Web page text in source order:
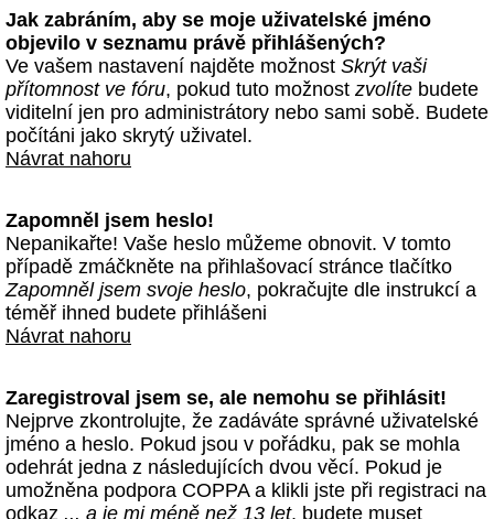
Jak zabráním, aby se moje uživatelské jméno
objevilo v seznamu právě přihlášených?
Ve vašem nastavení najděte možnost Skrýt vaši
přítomnost ve fóru, pokud tuto možnost zvolíte budete
viditelní jen pro administrátory nebo sami sobě. Budete
počítáni jako skrytý uživatel.
Návrat nahoru
Zapomněl jsem heslo!
Nepanikařte! Vaše heslo můžeme obnovit. V tomto
případě zmáčkněte na přihlašovací stránce tlačítko
Zapomněl jsem svoje heslo, pokračujte dle instrukcí a
téměř ihned budete přihlášeni
Návrat nahoru
Zaregistroval jsem se, ale nemohu se přihlásit!
Nejprve zkontrolujte, že zadáváte správné uživatelské
jméno a heslo. Pokud jsou v pořádku, pak se mohla
odehrát jedna z následujících dvou věcí. Pokud je
umožněna podpora COPPA a klikli jste při registraci na
odkaz ... a je mi méně než 13 let, budete muset